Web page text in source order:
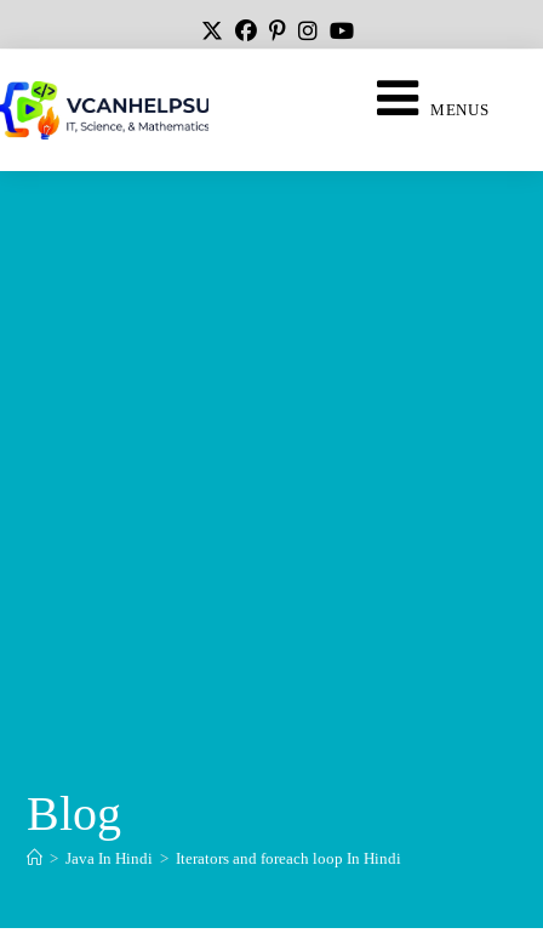
MENUS
Blog
> Java In Hindi > Iterators and foreach loop In Hindi